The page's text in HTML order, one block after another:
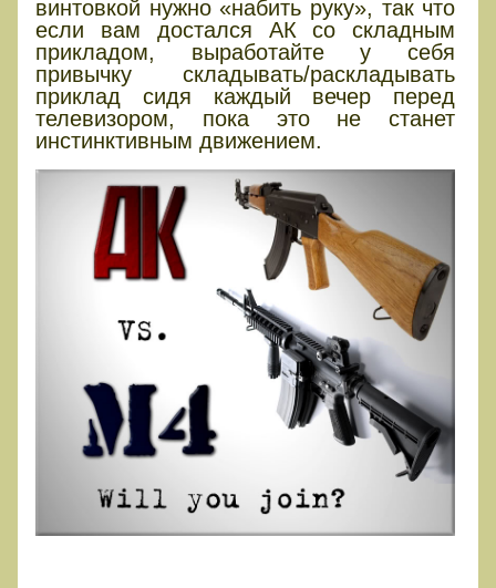
винтовкой нужно «набить руку», так что
если вам достался АК со складным
прикладом, выработайте у себя
привычку складывать/раскладывать
приклад сидя каждый вечер перед
телевизором, пока это не станет
инстинктивным движением.